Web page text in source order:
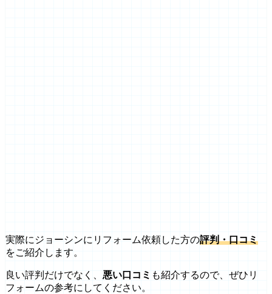
実際にジョーシンにリフォーム依頼した方の評判・口コミ
をご紹介します。
良い評判だけでなく、 悪い口コミ も紹介するので、ぜひリ
フォームの参考にしてください。